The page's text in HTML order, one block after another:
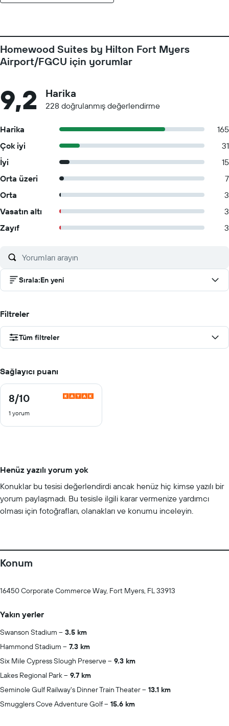
Homewood Suites by Hilton Fort Myers
Airport/FGCU için yorumlar
9,2 Harika
228 doğrulanmış değerlendirme
Harika
165
Çok iyi
31
İyi
15
Orta üzeri
7
Orta
3
Vasatın altı
3
Zayıf
3
Sırala:En yeni
Filtreler
Tüm filtreler
Sağlayıcı puanı
8/10
8
10
1 yorum
Henüz yazılı yorum yok
Konuklar bu tesisi değerlendirdi ancak henüz hiç kimse yazılı bir
yorum paylaşmadı. Bu tesisle ilgili karar vermenize yardımcı
olması için fotoğrafları, olanakları ve konumu inceleyin.
Konum
16450 Corporate Commerce Way, Fort Myers, FL 33913
Yakın yerler
Swanson Stadium
3.5 km
Hammond Stadium
7.3 km
Six Mile Cypress Slough Preserve
9.3 km
Lakes Regional Park
9.7 km
Seminole Gulf Railway's Dinner Train Theater
13.1 km
Smugglers Cove Adventure Golf
15.6 km